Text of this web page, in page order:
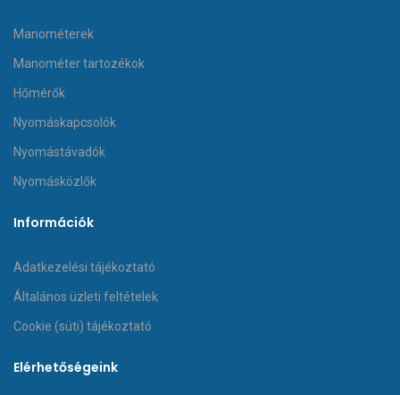
Manométerek
Manométer tartozékok
Hőmérők
Nyomáskapcsolók
Nyomástávadók
Nyomásközlők
Információk
Adatkezelési tájékoztató
Általános üzleti feltételek
Cookie (süti) tájékoztató
Elérhetőségeink